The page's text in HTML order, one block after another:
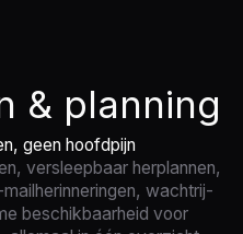
& planning
geen hoofdpijn
versleepbaar herplannen,
wachtrij-
beschikbaarheid voor